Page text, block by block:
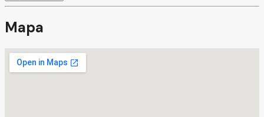
Mapa